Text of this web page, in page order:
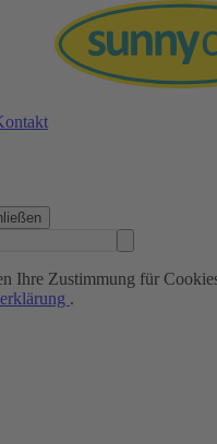
Ihre Zustimmung für
.